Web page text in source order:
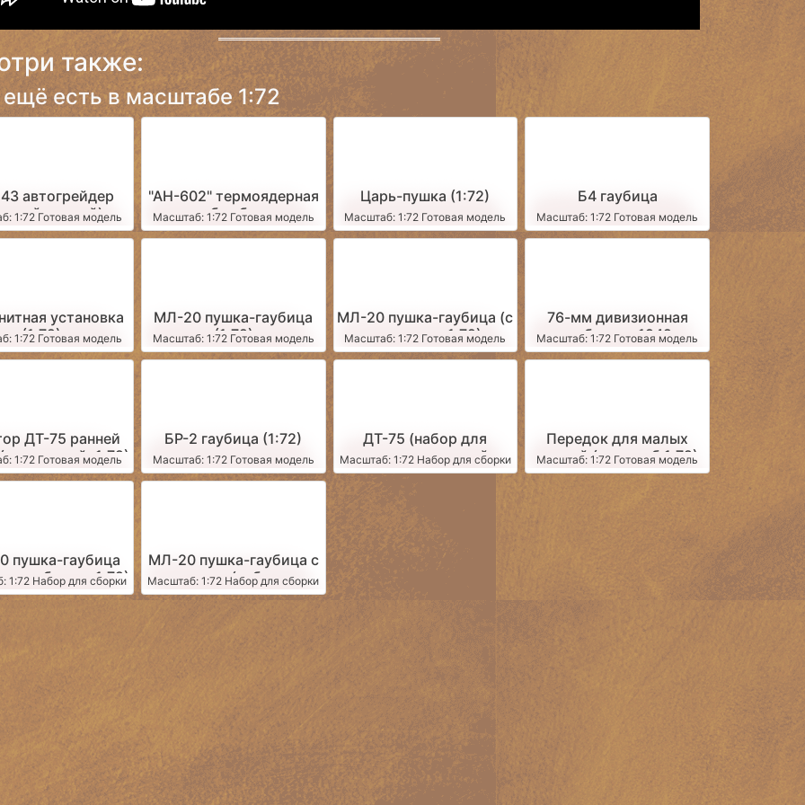
также:
есть в масштабе 1:72
автогрейдер
чистый)
1:72 Готовая модель
"АН-602" термоядерная
бомба
Масштаб: 1:72 Готовая модель
Царь-пушка (1:72)
Масштаб: 1:72 Готовая модель
Б4 гаубица
Масштаб: 1:72 Готовая модель
установка
(1:72)
1:72 Готовая модель
МЛ-20 пушка-гаубица
(1:72)
Масштаб: 1:72 Готовая модель
МЛ-20 пушка-гаубица (с
передком, 1:72)
Масштаб: 1:72 Готовая модель
76-мм дивизионная
пушка образца 1942 года
(масштаб 1:72, станины
Масштаб: 1:72 Готовая модель
ДТ-75 ранней
(оранжевый, 1:72)
1:72 Готовая модель
БР-2 гаубица (1:72)
Масштаб: 1:72 Готовая модель
ДТ-75 (набор для
самостоятельной
сборки масштаб 1:72)
Масштаб: 1:72 Набор для сборки
Передок для малых
орудий (масштаб 1:72)
Масштаб: 1:72 Готовая модель
пушка-гаубица
для сборки, 1:72)
1:72 Набор для сборки
МЛ-20 пушка-гаубица с
передком (набор для
сборки, 1:72)
Масштаб: 1:72 Набор для сборки